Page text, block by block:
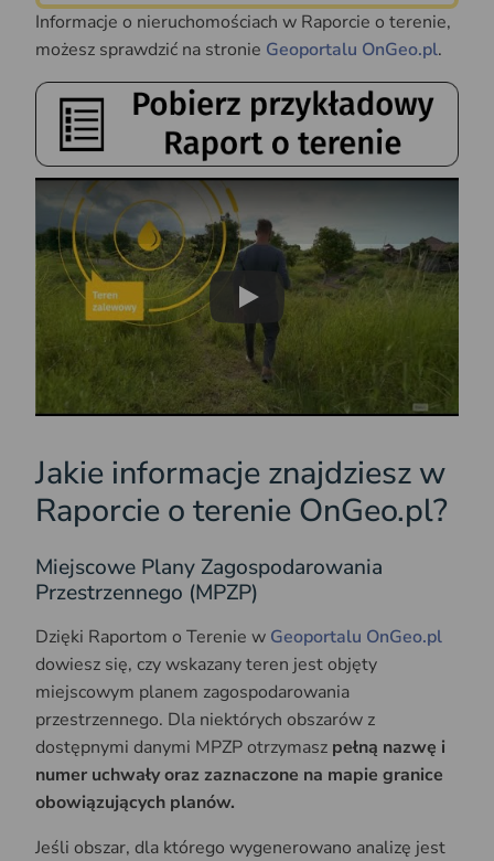
Informacje o nieruchomościach w Raporcie o terenie,
możesz sprawdzić na stronie Geoportalu OnGeo.pl.
Play
Jakie informacje znajdziesz w
Raporcie o terenie OnGeo.pl?
Miejscowe Plany Zagospodarowania
Przestrzennego (MPZP)
Dzięki Raportom o Terenie w Geoportalu OnGeo.pl
dowiesz się, czy wskazany teren jest objęty
miejscowym planem zagospodarowania
przestrzennego. Dla niektórych obszarów z
dostępnymi danymi MPZP otrzymasz pełną nazwę i
numer uchwały oraz zaznaczone na mapie granice
obowiązujących planów.
Jeśli obszar, dla którego wygenerowano analizę jest